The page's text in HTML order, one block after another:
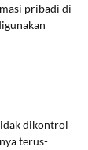
pribadi di
dikontrol
terus-